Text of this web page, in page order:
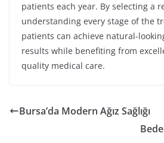
patients each year. By selecting a
understanding every stage of the
patients can achieve natural-
results while benefiting from
quality medical care.
Bursa’da Modern Ağız Sağlığı